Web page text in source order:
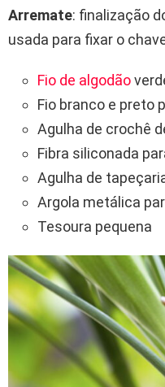
Arremate: finalização
usada para fixar o
Fio de algodão
Fio branco e preto
Agulha de crochê
Fibra siliconada
Agulha de
Argola metálica
Tesoura pequena